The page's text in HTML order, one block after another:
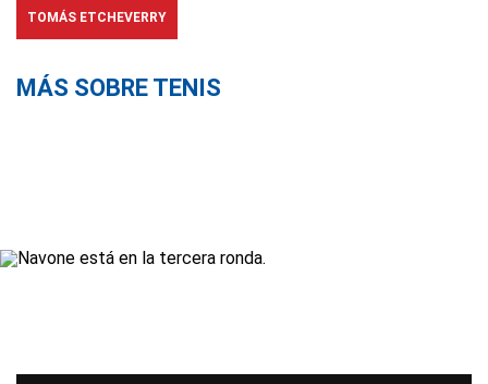
TOMÁS ETCHEVERRY
MÁS SOBRE TENIS